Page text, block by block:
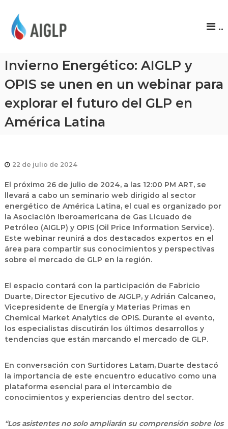
P
..
Invierno Energético: AIGLP y
OPIS se unen en un webinar para
explorar el futuro del GLP en
América Latina
22 de julio de 2024
El próximo 26 de julio de 2024, a las 12:00 PM ART, se
llevará a cabo un seminario web dirigido al sector
energético de América Latina, el cual es organizado por
la Asociación Iberoamericana de Gas Licuado de
Petróleo (AIGLP) y OPIS (Oil Price Information Service).
Este webinar reunirá a dos destacados expertos en el
área para compartir sus conocimientos y perspectivas
sobre el mercado de GLP en la región.
El espacio contará con la participación de Fabricio
Duarte, Director Ejecutivo de AIGLP, y Adrián Calcaneo,
Vicepresidente de Energía y Materias Primas en
Chemical Market Analytics de OPIS. Durante el evento,
los especialistas discutirán los últimos desarrollos y
tendencias que están marcando el mercado de GLP.
En conversación con Surtidores Latam, Duarte destacó
la importancia de este encuentro educativo como una
plataforma esencial para el intercambio de
conocimientos y experiencias dentro del sector.
“Los asistentes no solo ampliarán su comprensión sobre los